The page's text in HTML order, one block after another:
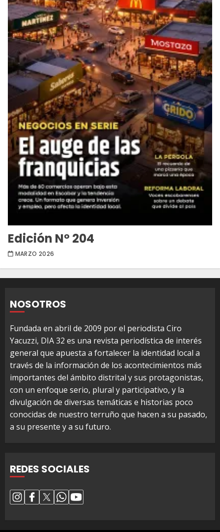
Edición Nº 204
MARZO 2026
NOSOTROS
Fundada en abril de 2009 por el periodista Ciro
Yacuzzi, DIA 32 es una revista periodística de interés
general que apuesta a fortalecer la identidad local a
través de la información de los acontecimientos más
importantes del ámbito distrital y sus protagonistas,
con un enfoque serio, plural y participativo, y la
divulgación de diversas temáticas e historias poco
conocidas de nuestro terruño que hacen a su pasado,
a su presente y a su futuro.
REDES SOCIALES